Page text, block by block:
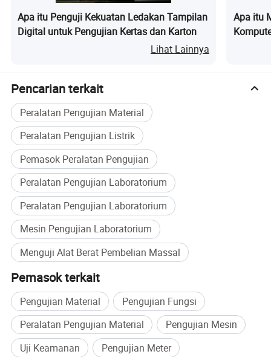
Kemasan produk
Profil Perusahaan
Apa itu Penguji Kekuatan Ledakan Tampilan
Digital untuk Pengujian Kertas dan Karton
Lihat Lainnya
Apa itu
Pencarian terkait
Peralatan Pengujian Material
Peralatan Pengujian Listrik
Pemasok Peralatan Pengujian
Peralatan Pengujian Laboratorium
Peralatan Pengujian Laboratorium
Mesin Pengujian Laboratorium
Menguji Alat Berat Pembelian Massal
Pemasok terkait
Pengujian Material
Pengujian Fungsi
Peralatan Pengujian Material
Pengujian Mesin
Uji Keamanan
Pengujian Meter